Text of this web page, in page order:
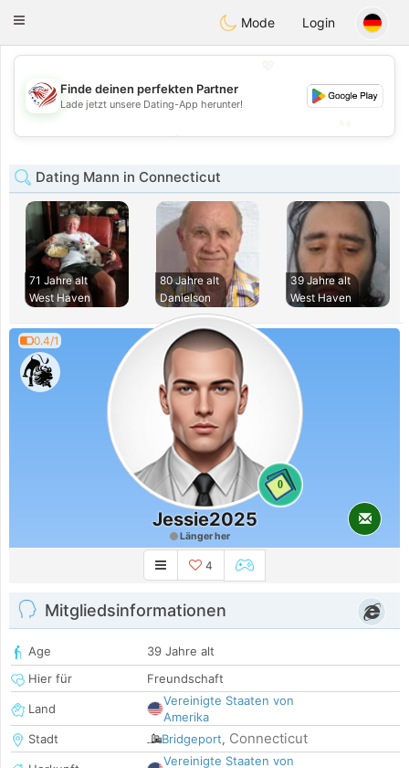
Dating
Toggle
Mode Login
💖
💕
Finde deinen perfekten Partner
Lade jetzt unsere Dating-App herunter!
Dating Mann in Connecticut
71 Jahre alt
West Haven
80 Jahre alt
Danielson
39 Jahre alt
West Haven
0.4/1
0
Jessie2025
Länger her
4
Mitgliedsinformationen
Age
39 Jahre alt
Hier für
Freundschaft
Land
Vereinigte Staaten von
Amerika
Stadt
Bridgeport, Connecticut
Vereinigte Staaten von